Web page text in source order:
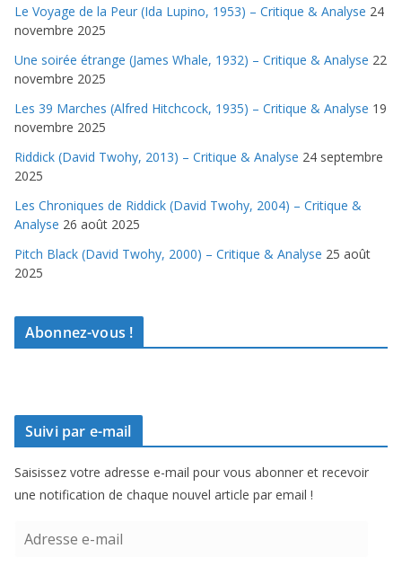
Le Voyage de la Peur (Ida Lupino, 1953) – Critique & Analyse 24
novembre 2025
Une soirée étrange (James Whale, 1932) – Critique & Analyse 22
novembre 2025
Les 39 Marches (Alfred Hitchcock, 1935) – Critique & Analyse 19
novembre 2025
Riddick (David Twohy, 2013) – Critique & Analyse 24 septembre
2025
Les Chroniques de Riddick (David Twohy, 2004) – Critique &
Analyse 26 août 2025
Pitch Black (David Twohy, 2000) – Critique & Analyse 25 août
2025
Abonnez-vous !
Suivi par e-mail
Saisissez votre adresse e-mail pour vous abonner et recevoir
une notification de chaque nouvel article par email !